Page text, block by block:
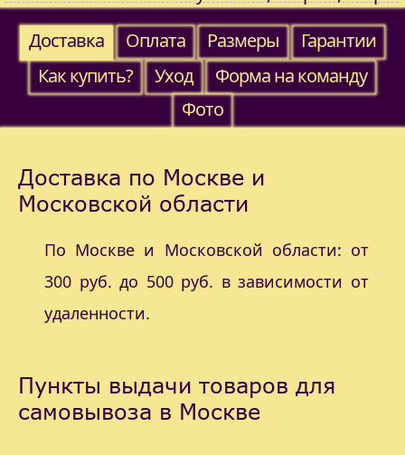
Доставка
Оплата Размеры
Гарантии
Как купить?
Уход
Форма на команду
Фото
Доставка по Москве и
Московской области
По Москве и Московской области: от
300 руб. до 500 руб. в зависимости от
удаленности.
Пункты выдачи товаров для
самовывоза в Москве